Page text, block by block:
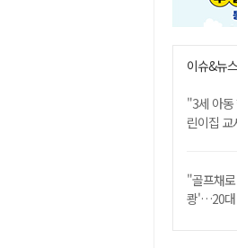
이슈&뉴스
"3세 아
린이집 교
"골프채
쾅'…20대